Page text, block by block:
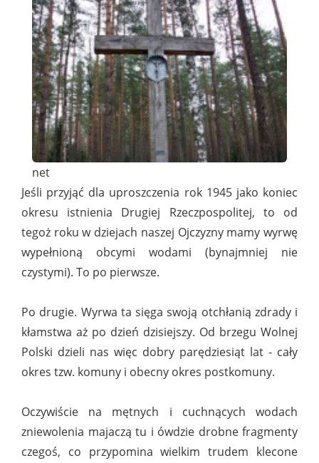
net
Jeśli przyjąć dla uproszczenia rok 1945 jako koniec
okresu istnienia Drugiej Rzeczpospolitej, to od
tegoż roku w dziejach naszej Ojczyzny mamy wyrwę
wypełnioną obcymi wodami (bynajmniej nie
czystymi). To po pierwsze.
Po drugie. Wyrwa ta sięga swoją otchłanią zdrady i
kłamstwa aż po dzień dzisiejszy. Od brzegu Wolnej
Polski dzieli nas więc dobry parędziesiąt lat - cały
okres tzw. komuny i obecny okres postkomuny.
Oczywiście na mętnych i cuchnących wodach
zniewolenia majaczą tu i ówdzie drobne fragmenty
czegoś, co przypomina wielkim trudem klecone